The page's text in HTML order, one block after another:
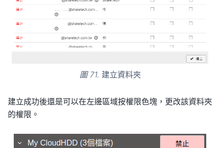
圖 71. 建立資料夾
建立成功後還是可以在左邊區域按權限色塊，更改該資料夾
的權限。